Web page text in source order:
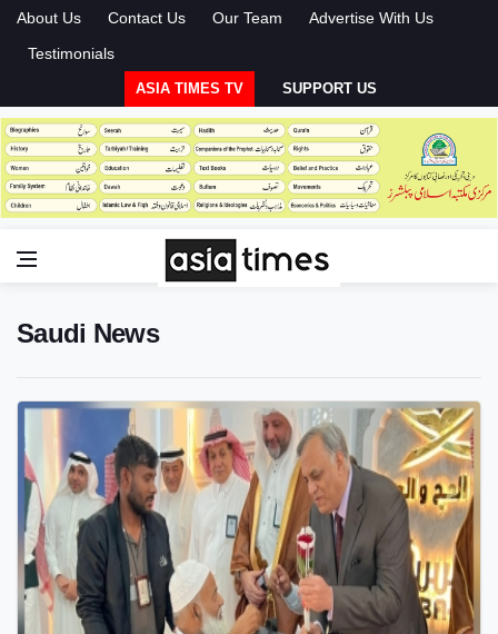
About Us Contact Us Our Team
Advertise With Us
Testimonials
ASIA TIMES TV SUPPORT US
Saudi News